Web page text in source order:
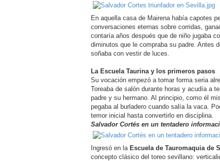
En aquella casa de Mairena había capotes
conversaciones eternas sobre corridas,
contaría años después que de niño jugaba
diminutos que le compraba su padre. Antes
soñaba con vestir de luces.
La Escuela Taurina y los primeros pasos
Su vocación empezó a tomar forma seria
Toreaba de salón durante horas y acudía a
padre y su hermano. Al principio, como él
pegaba al burladero cuando salía la vaca.
temor inicial hasta convertirlo en disciplina.
Salvador Cortés en un tentadero
Ingresó en la Escuela de Tauromaquia de
concepto clásico del toreo sevillano: